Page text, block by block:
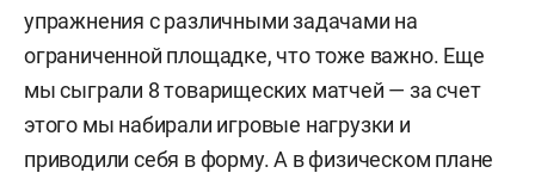
упражнения с различными задачами на
ограниченной площадке, что тоже важно. Еще
мы сыграли 8 товарищеских матчей — за счет
этого мы набирали игровые нагрузки и
приводили себя в форму. А в физическом плане